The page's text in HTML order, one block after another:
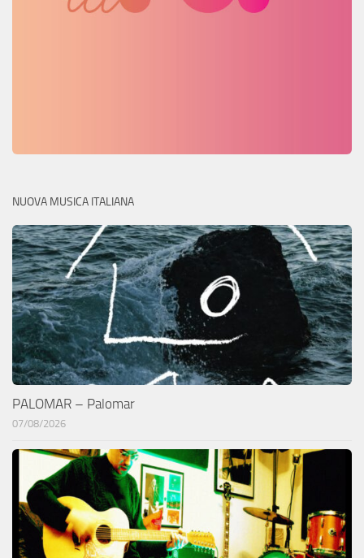
NUOVA MUSICA ITALIANA
PALOMAR – Palomar
07/08/2026